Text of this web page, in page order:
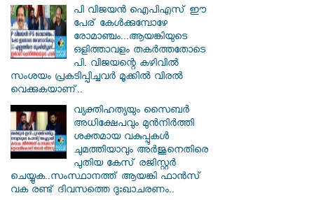
പി വിജയന്‍ ഐപിഎസ് ഈ
പേര് കേൾക്കുമ്പോഴേ
രോമാഞ്ചം...ആയങ്കിയുടെ
ഒളിത്താവളം തകര്‍ത്തതോടെ
പി. വിജയന്റെ കഴിവില്‍
സംശയം പ്രകടിപ്പിച്ചവര്‍ മൂക്കില്‍ വിരല്‍
വെക്കുകയാണ്..
വ്യക്തിഹത്യയും സൈബര്‍
അധിക്ഷേപവും മുന്‍നിര്‍ത്തി
ശക്തമായ വകുപ്പുകള്‍
ചുമത്തിയാവും അർജുനെതിരെ
പുതിയ കേസ് രജിസ്റ്റര്‍
ചെയ്യുക..സംസ്ഥാനത്ത് ആയങ്കി ഫാൻസ്
വക രണ്ട് ദിവസത്തെ ദുഃഖാചരണം..